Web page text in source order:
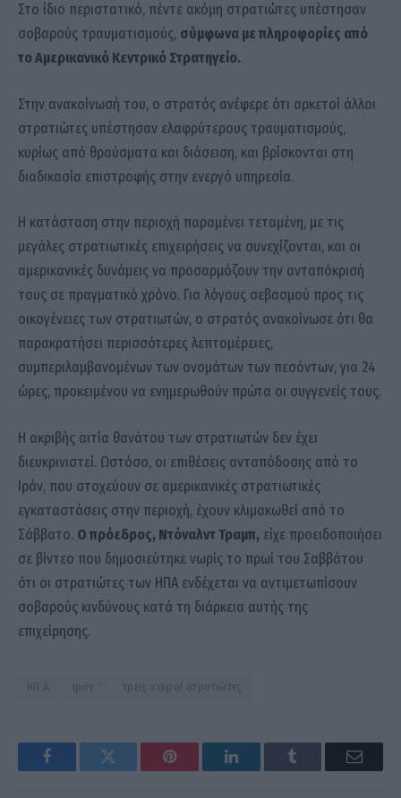
Στο ίδιο περιστατικό, πέντε ακόμη στρατιώτες υπέστησαν
σοβαρούς τραυματισμούς, σύμφωνα με πληροφορίες από
το Αμερικανικό Κεντρικό Στρατηγείο.
Στην ανακοίνωσή του, ο στρατός ανέφερε ότι αρκετοί άλλοι
στρατιώτες υπέστησαν ελαφρύτερους τραυματισμούς,
κυρίως από θραύσματα και διάσειση, και βρίσκονται στη
διαδικασία επιστροφής στην ενεργό υπηρεσία.
Η κατάσταση στην περιοχή παραμένει τεταμένη, με τις
μεγάλες στρατιωτικές επιχειρήσεις να συνεχίζονται, και οι
αμερικανικές δυνάμεις να προσαρμόζουν την ανταπόκρισή
τους σε πραγματικό χρόνο. Για λόγους σεβασμού προς τις
οικογένειες των στρατιωτών, ο στρατός ανακοίνωσε ότι θα
παρακρατήσει περισσότερες λεπτομέρειες,
συμπεριλαμβανομένων των ονομάτων των πεσόντων, για 24
ώρες, προκειμένου να ενημερωθούν πρώτα οι συγγενείς τους.
Η ακριβής αιτία θανάτου των στρατιωτών δεν έχει
διευκρινιστεί. Ωστόσο, οι επιθέσεις ανταπόδοσης από το
Ιράν, που στοχεύουν σε αμερικανικές στρατιωτικές
εγκαταστάσεις στην περιοχή, έχουν κλιμακωθεί από το
Σάββατο. Ο πρόεδρος, Ντόναλντ Τραμπ, είχε προειδοποιήσει
σε βίντεο που δημοσιεύτηκε νωρίς το πρωί του Σαββάτου
ότι οι στρατιώτες των ΗΠΑ ενδέχεται να αντιμετωπίσουν
σοβαρούς κινδύνους κατά τη διάρκεια αυτής της
επιχείρησης.
ΗΠ:Α Ιραν ' τρεις νεκροί στρατιώτες
FacebookTwitter Pinterest LinkedInTumblr Email